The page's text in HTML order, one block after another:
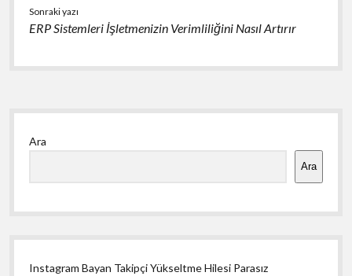
Sonraki yazı
ERP Sistemleri İşletmenizin Verimliliğini Nasıl Artırır
Yan
Menü
Ara
Ara
Instagram Bayan Takipçi Yükseltme Hilesi Parasız